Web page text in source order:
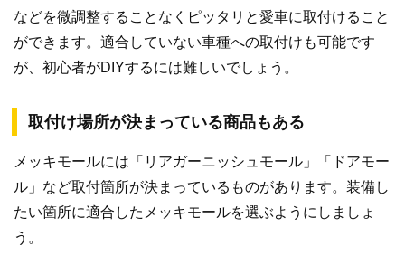
などを微調整することなくピッタリと愛車に取付けること
ができます。適合していない車種への取付けも可能です
が、初心者がDIYするには難しいでしょう。
取付け場所が決まっている商品もある
メッキモールには「リアガーニッシュモール」「ドアモー
ル」など取付箇所が決まっているものがあります。装備し
たい箇所に適合したメッキモールを選ぶようにしましょ
う。